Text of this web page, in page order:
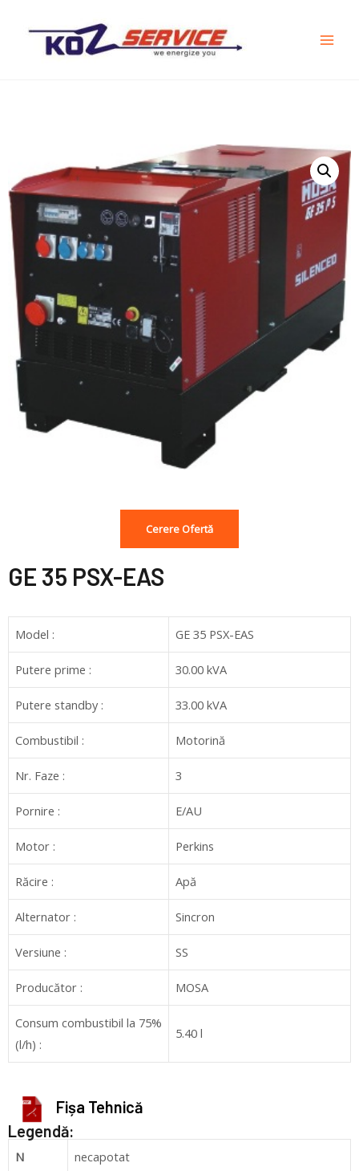
Cerere Ofertă
GE 35 PSX-EAS
Model : GE 35 PSX-EAS
Putere prime : 30.00 kVA
Putere standby : 33.00 kVA
Combustibil : Motorină
Nr. Faze : 3
Pornire : E/AU
Motor : Perkins
Răcire : Apă
Alternator : Sincron
Versiune : SS
Producător : MOSA
Consum combustibil la 75%
(l/h) :
5.40 l
Fișa Tehnică
Legendă:
N necapotat